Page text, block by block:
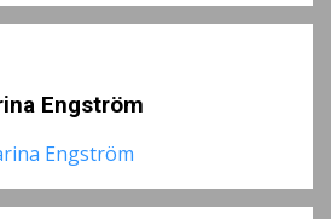
Engström
Engström